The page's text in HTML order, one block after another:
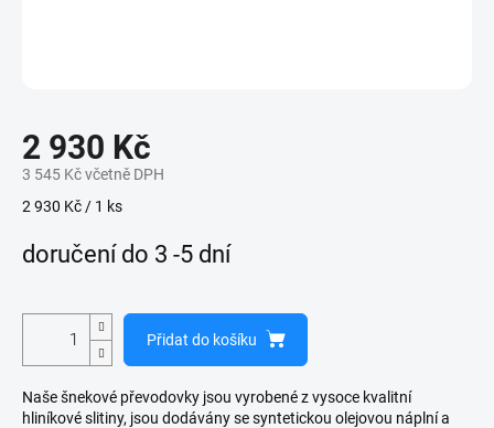
2 930 Kč
3 545 Kč včetně DPH
Měrná
2 930 Kč / 1 ks
doručení do 3 -5 dní
Přidat do košíku
Naše šnekové převodovky jsou vyrobené z vysoce kvalitní
hliníkové slitiny, jsou dodávány se syntetickou olejovou náplní a